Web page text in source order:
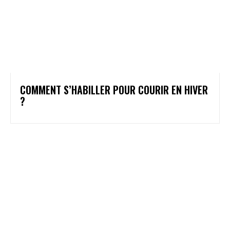
COMMENT S’HABILLER POUR COURIR EN HIVER
?